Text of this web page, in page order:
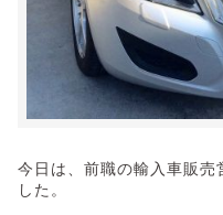
今日は、前職の輸入車販
した。